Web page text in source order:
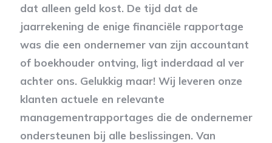
dat alleen geld kost. De tijd dat de
jaarrekening de enige financiële rapportage
was die een ondernemer van zijn accountant
of boekhouder ontving, ligt inderdaad al ver
achter ons. Gelukkig maar! Wij leveren onze
klanten actuele en relevante
managementrapportages die de ondernemer
ondersteunen bij alle beslissingen. Van